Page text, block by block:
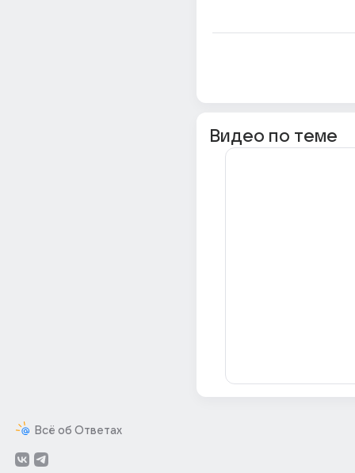
Всё об Ответах
Видео по теме